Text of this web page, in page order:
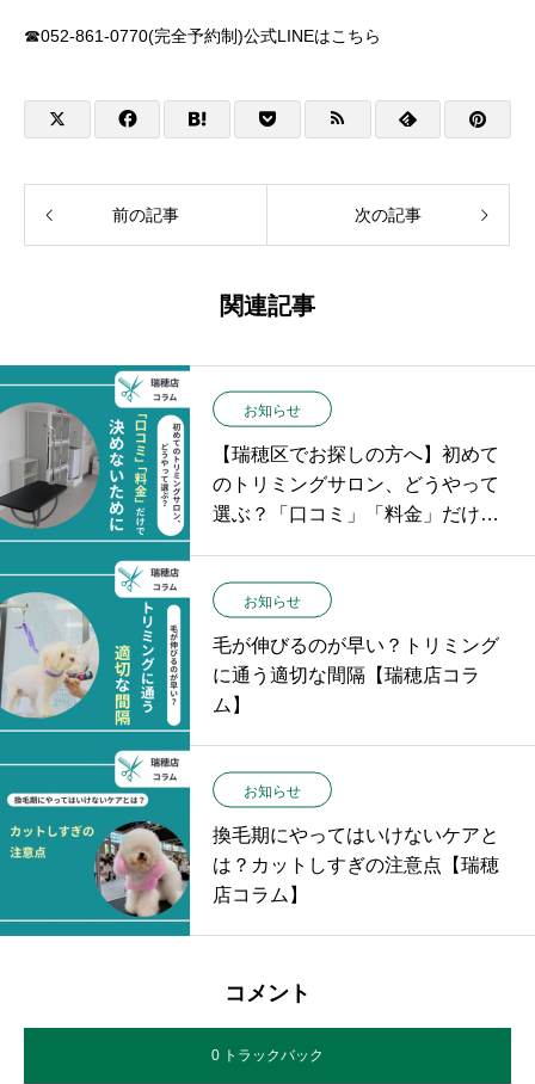
☎052-861-0770(完全予約制)公式LINEはこちら
前の記事 次の記事
関連記事
お知らせ
【瑞穂区でお探しの方へ】初めて
のトリミングサロン、どうやって
選ぶ？「口コミ」「料金」だけで
お知らせ
毛が伸びるのが早い？トリミング
に通う適切な間隔【瑞穂店コラ
ム】
お知らせ
換毛期にやってはいけないケアと
は？カットしすぎの注意点【瑞穂
店コラム】
コメント
0 トラックバック